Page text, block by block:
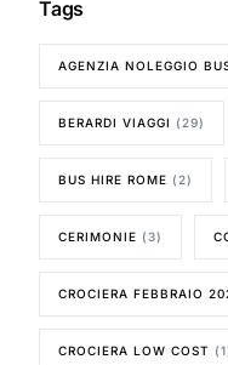
Tags
AGENZIA NOLEGGIO
BERARDI VIAGGI (29)
BUS HIRE ROME (2)
CERIMONIE (3)
CROCIERA FEBBRAIO
CROCIERA LOW COST